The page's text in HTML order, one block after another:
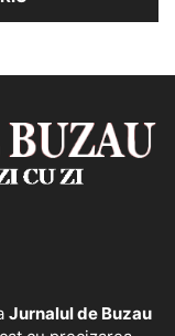
Jurnalul de Buzau